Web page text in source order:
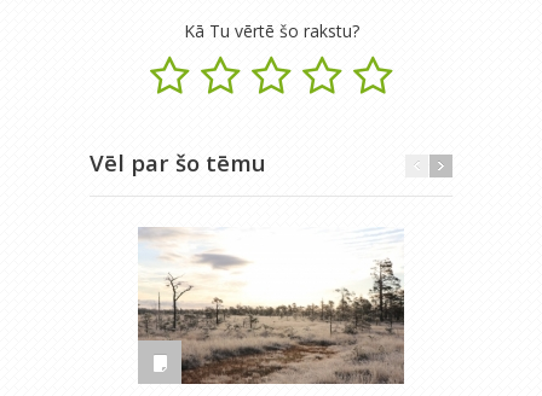
Kā Tu vērtē šo rakstu?
Vēl par šo tēmu